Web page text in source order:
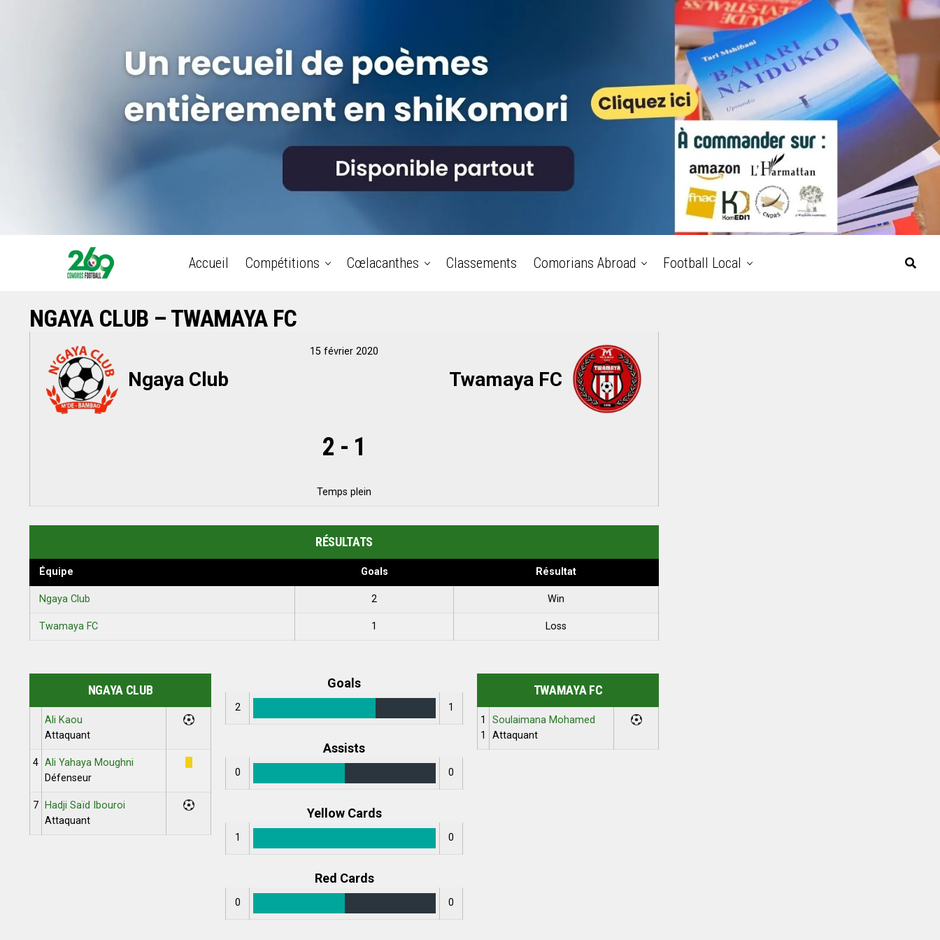
Accueil Compétitions Cœlacanthes Classements Comorians Abroad Football Local
NGAYA CLUB – TWAMAYA FC
Ngaya Club Twamaya FC
15 février 2020
2 - 1
Temps plein
RÉSULTATS
Équipe Goals Résultat
Ngaya Club 2 Win
Twamaya FC 1 Loss
NGAYA CLUB
Ali Kaou
Attaquant
4 Ali Yahaya Moughni
Défenseur
7
Hadji Saïd Ibouroi
Attaquant
TWAMAYA FC
1
1
Soulaimana Mohamed
Attaquant
Goals
2 1
Assists
0 0
Yellow Cards
1 0
Red Cards
0 0